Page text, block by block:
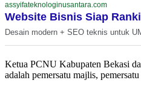
assyifateknologinusantara.com
Website Bisnis Siap
Desain modern + SEO teknis untuk
Ketua PCNU Kabupaten Bekasi
adalah pemersatu majlis,